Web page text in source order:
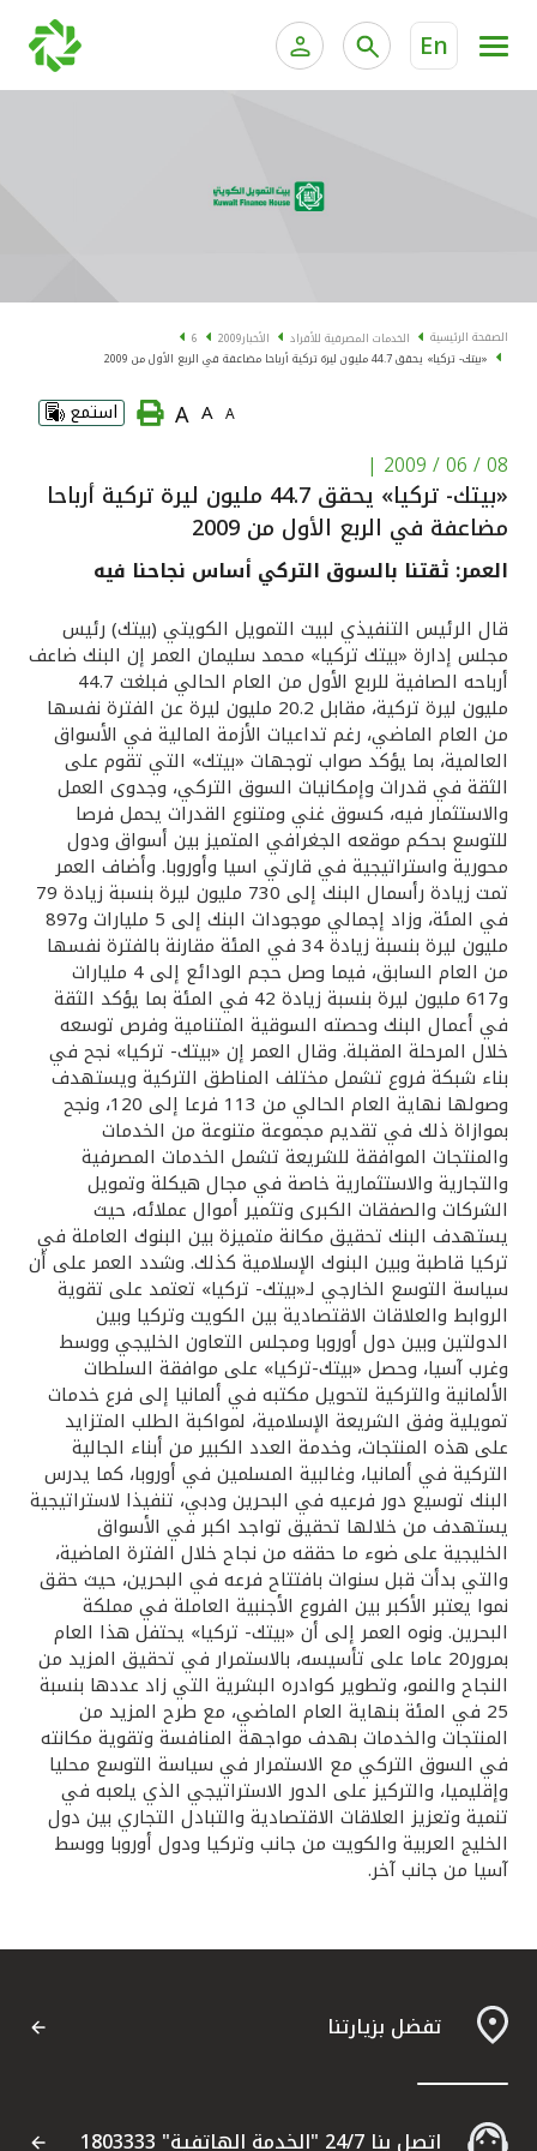
En
الخدمات المصرفية الإلكترونية للشركات
البطاقات
"برامج العملاء"
الاستثمار
القنوات المصرفية
أدوات وخدمات
خدمات ما بعد البيع
اتصل بنا
مواقع الفروع وأجهزة الصرف الآلي
ألمانيا
ماليزيا
تركيا
مصر
المملكة المتحدة
مملكة البحرين
الصفحة الرئيسية الخدمات المصرفية للأفراد الأخبار2009
6
«بيتك- تركيا» يحقق 44.7 مليون ليرة تركية أرباحا مضاعفة في الربع الأول من 2009
A
A
A استمع
08 / 06 / 2009
|
«بيتك- تركيا» يحقق 44.7 مليون ليرة تركية أرباحا
مضاعفة في الربع الأول من 2009
العمر: ثقتنا بالسوق التركي أساس نجاحنا فيه
قال الرئيس التنفيذي لبيت التمويل الكويتي (بيتك) رئيس
مجلس إدارة «بيتك تركيا» محمد سليمان العمر إن البنك ضاعف
أرباحه الصافية للربع الأول من العام الحالي فبلغت 44.7
مليون ليرة تركية، مقابل 20.2 مليون ليرة عن الفترة نفسها
من العام الماضي، رغم تداعيات الأزمة المالية في الأسواق
العالمية، بما يؤكد صواب توجهات «بيتك» التي تقوم على
الثقة في قدرات وإمكانيات السوق التركي، وجدوى العمل
والاستثمار فيه، كسوق غني ومتنوع القدرات يحمل فرصا
للتوسع بحكم موقعه الجغرافي المتميز بين أسواق ودول
محورية واستراتيجية في قارتي اسيا وأوروبا. وأضاف العمر
تمت زيادة رأسمال البنك إلى 730 مليون ليرة بنسبة زيادة 79
في المئة، وزاد إجمالي موجودات البنك إلى 5 مليارات و897
مليون ليرة بنسبة زيادة 34 في المئة مقارنة بالفترة نفسها
من العام السابق، فيما وصل حجم الودائع إلى 4 مليارات
و617 مليون ليرة بنسبة زيادة 42 في المئة بما يؤكد الثقة
في أعمال البنك وحصته السوقية المتنامية وفرص توسعه
خلال المرحلة المقبلة. وقال العمر إن «بيتك- تركيا» نجح في
بناء شبكة فروع تشمل مختلف المناطق التركية ويستهدف
وصولها نهاية العام الحالي من 113 فرعا إلى 120، ونجح
بموازاة ذلك في تقديم مجموعة متنوعة من الخدمات
والمنتجات الموافقة للشريعة تشمل الخدمات المصرفية
والتجارية والاستثمارية خاصة في مجال هيكلة وتمويل
الشركات والصفقات الكبرى وتثمير أموال عملائه، حيث
يستهدف البنك تحقيق مكانة متميزة بين البنوك العاملة في
تركيا قاطبة وبين البنوك الإسلامية كذلك. وشدد العمر على أن
سياسة التوسع الخارجي لـ«بيتك- تركيا» تعتمد على تقوية
الروابط والعلاقات الاقتصادية بين الكويت وتركيا وبين
الدولتين وبين دول أوروبا ومجلس التعاون الخليجي ووسط
وغرب آسيا، وحصل «بيتك-تركيا» على موافقة السلطات
الألمانية والتركية لتحويل مكتبه في ألمانيا إلى فرع خدمات
تمويلية وفق الشريعة الإسلامية، لمواكبة الطلب المتزايد
على هذه المنتجات، وخدمة العدد الكبير من أبناء الجالية
التركية في ألمانيا، وغالبية المسلمين في أوروبا، كما يدرس
البنك توسيع دور فرعيه في البحرين ودبي، تنفيذا لاستراتيجية
يستهدف من خلالها تحقيق تواجد اكبر في الأسواق
الخليجية على ضوء ما حققه من نجاح خلال الفترة الماضية،
والتي بدأت قبل سنوات بافتتاح فرعه في البحرين، حيث حقق
نموا يعتبر الأكبر بين الفروع الأجنبية العاملة في مملكة
البحرين. ونوه العمر إلى أن «بيتك- تركيا» يحتفل هذا العام
بمرور20 عاما على تأسيسه، بالاستمرار في تحقيق المزيد من
النجاح والنمو، وتطوير كوادره البشرية التي زاد عددها بنسبة
25 في المئة بنهاية العام الماضي، مع طرح المزيد من
المنتجات والخدمات بهدف مواجهة المنافسة وتقوية مكانته
في السوق التركي مع الاستمرار في سياسة التوسع محليا
وإقليميا، والتركيز على الدور الاستراتيجي الذي يلعبه في
تنمية وتعزيز العلاقات الاقتصادية والتبادل التجاري بين دول
الخليج العربية والكويت من جانب وتركيا ودول أوروبا ووسط
آسيا من جانب آخر.
تفضل بزيارتنا
اتصل بنا 24/7 "الخدمة الهاتفية" 1803333